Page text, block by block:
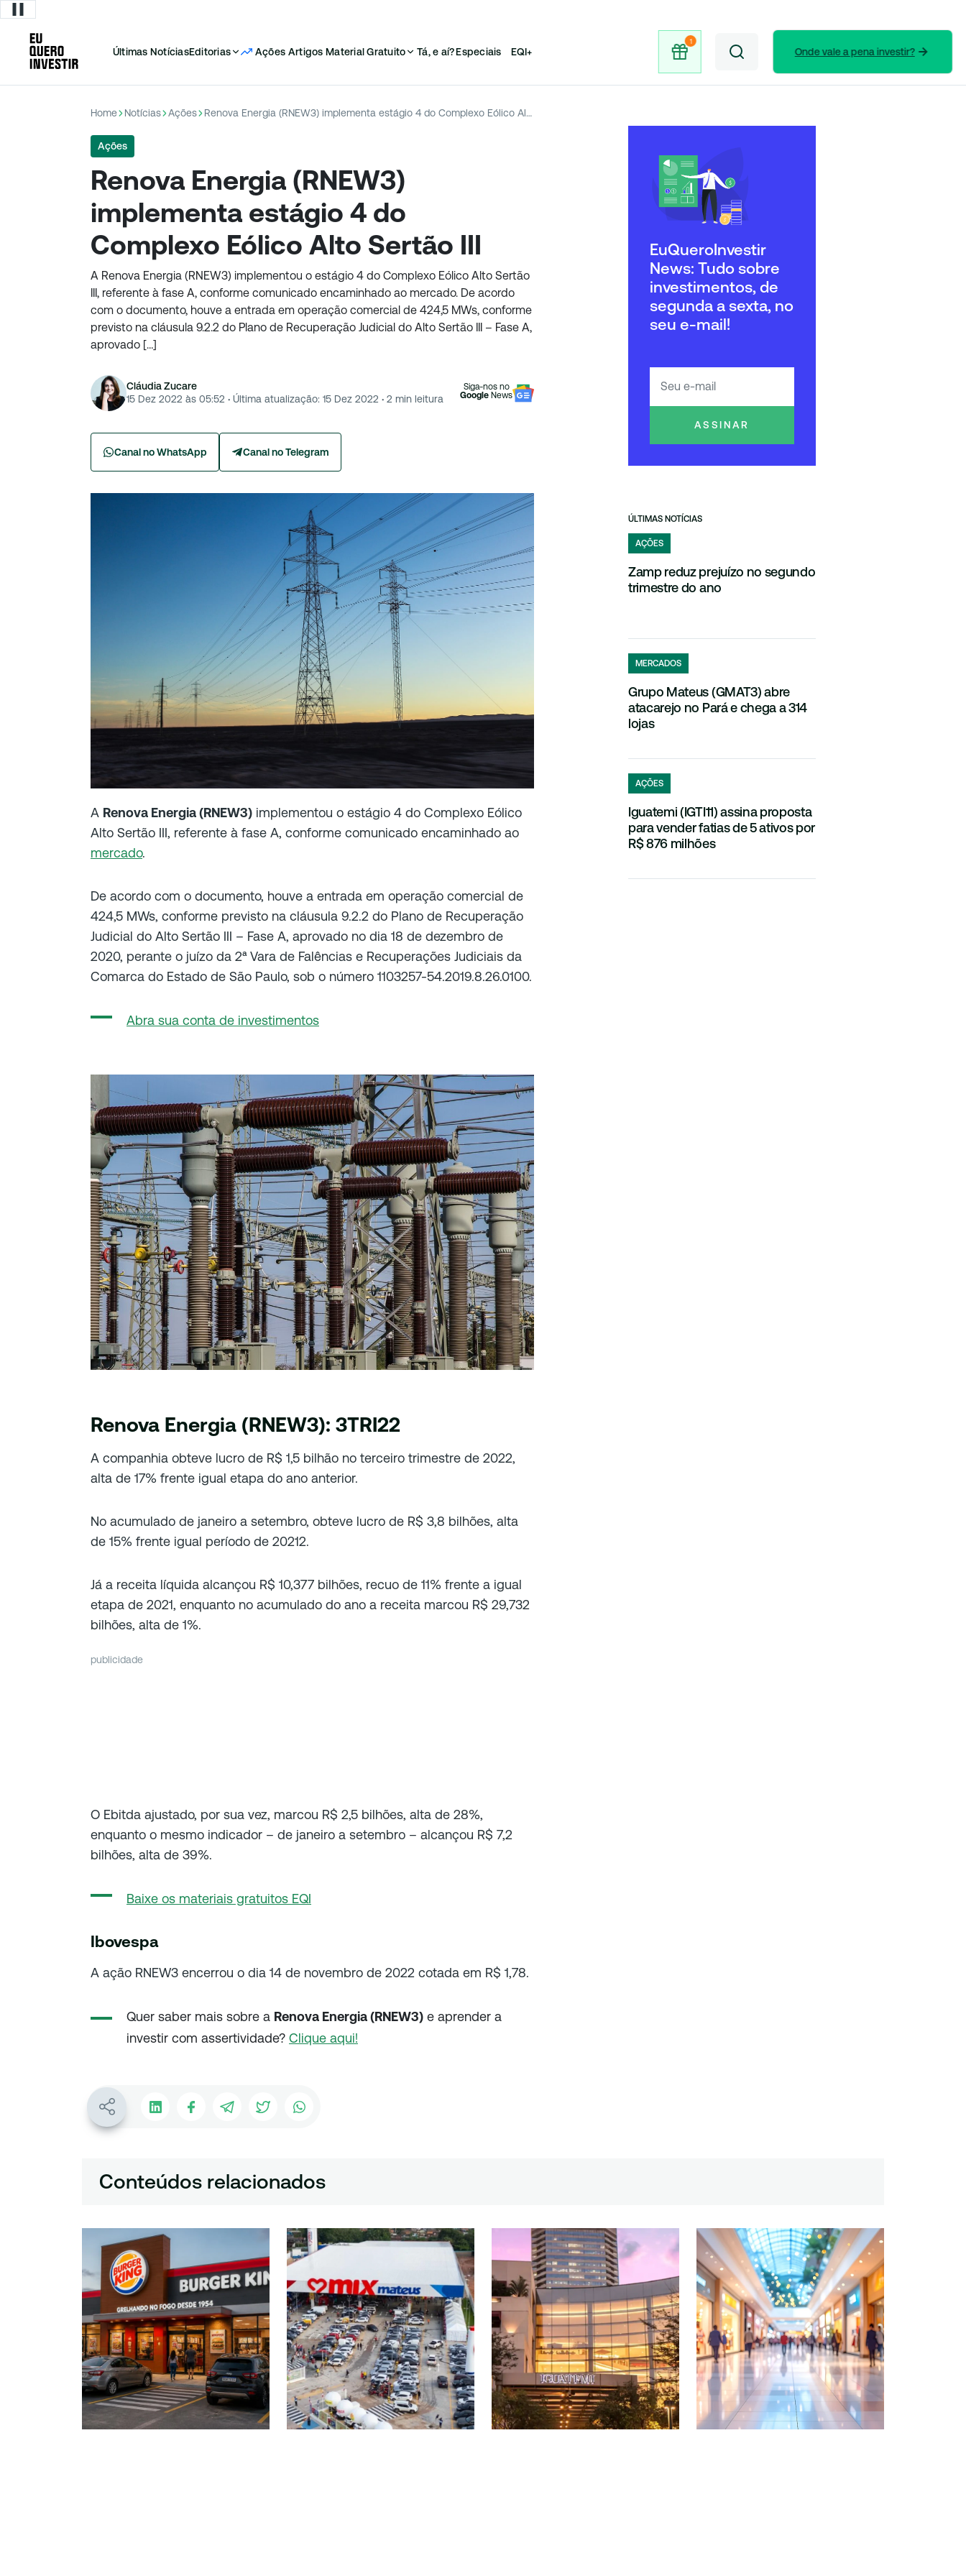
Últimas NotíciasEditorias Ações Artigos Material Gratuito Tá, e aí?Especiais EQI+ Onde vale a pena investir?
Home Notícias Ações Renova Energia (RNEW3) implementa estágio 4 do Complexo Eólico Alto Sertão III
Ações
Renova Energia (RNEW3)
implementa estágio 4 do
Complexo Eólico Alto Sertão III
A Renova Energia (RNEW3) implementou o estágio 4 do Complexo Eólico Alto Sertão
III, referente à fase A, conforme comunicado encaminhado ao mercado. De acordo
com o documento, houve a entrada em operação comercial de 424,5 MWs, conforme
previsto na cláusula 9.2.2 do Plano de Recuperação Judicial do Alto Sertão III – Fase A,
aprovado […]
Cláudia Zucare
15 Dez 2022 às 05:52 · Última atualização: 15 Dez 2022 · 2 min leitura
Siga-nos no
Google News
Canal no WhatsApp Canal no Telegram
A Renova Energia (RNEW3) implementou o estágio 4 do Complexo Eólico
Alto Sertão III, referente à fase A, conforme comunicado encaminhado ao
mercado.
De acordo com o documento, houve a entrada em operação comercial de
424,5 MWs, conforme previsto na cláusula 9.2.2 do Plano de Recuperação
Judicial do Alto Sertão III – Fase A, aprovado no dia 18 de dezembro de
2020, perante o juízo da 2ª Vara de Falências e Recuperações Judiciais da
Comarca do Estado de São Paulo, sob o número 1103257-54.2019.8.26.0100.
Abra sua conta de investimentos
Renova Energia (RNEW3): 3TRI22
A companhia obteve lucro de R$ 1,5 bilhão no terceiro trimestre de 2022,
alta de 17% frente igual etapa do ano anterior.
No acumulado de janeiro a setembro, obteve lucro de R$ 3,8 bilhões, alta
de 15% frente igual período de 20212.
Já a receita líquida alcançou R$ 10,377 bilhões, recuo de 11% frente a igual
etapa de 2021, enquanto no acumulado do ano a receita marcou R$ 29,732
bilhões, alta de 1%.
publicidade
O Ebitda ajustado, por sua vez, marcou R$ 2,5 bilhões, alta de 28%,
enquanto o mesmo indicador – de janeiro a setembro – alcançou R$ 7,2
bilhões, alta de 39%.
Baixe os materiais gratuitos EQI
Ibovespa
A ação RNEW3 encerrou o dia 14 de novembro de 2022 cotada em R$ 1,78.
Quer saber mais sobre a Renova Energia (RNEW3) e aprender a
investir com assertividade? Clique aqui!
EuQueroInvestir
News: Tudo sobre
investimentos, de
segunda a sexta, no
seu e-mail!
ASSINAR
ÚLTIMAS NOTÍCIAS
AÇÕES
Zamp reduz prejuízo no segundo
trimestre do ano
MERCADOS
Grupo Mateus (GMAT3) abre
atacarejo no Pará e chega a 314
lojas
AÇÕES
Iguatemi (IGTI11) assina proposta
para vender fatias de 5 ativos por
R$ 876 milhões
Conteúdos relacionados